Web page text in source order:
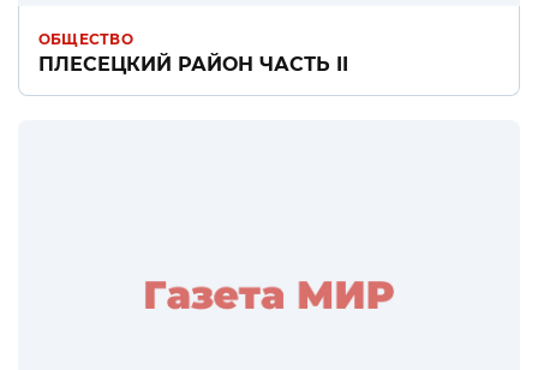
ОБЩЕСТВО
ПЛЕСЕЦКИЙ РАЙОН ЧАСТЬ II